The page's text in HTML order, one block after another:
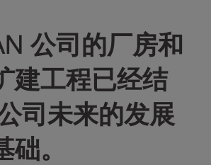
公司的厂房和
建工程已经结
司未来的发展
。